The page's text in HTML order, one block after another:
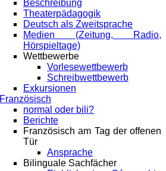
Beschreibung
Theaterpädagogik
Deutsch als Zweitsprache
Medien (Zeitung, Radio,
Hörspieltage)
Wettbewerbe
Vorlesewettbewerb
Schreibwettbewerb
Exkursionen
Französisch
normal oder bili?
Berichte
Französisch am Tag der offenen
Tür
Ansprache
Bilinguale Sachfächer